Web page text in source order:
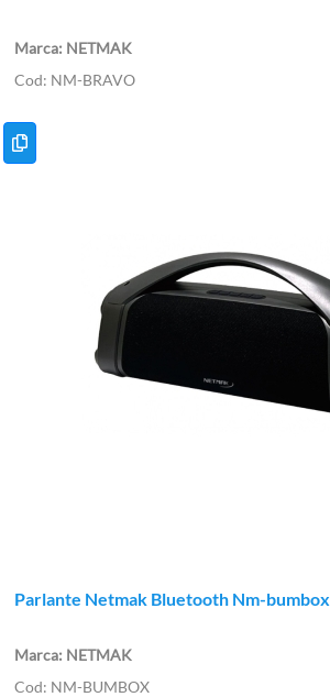
NETMAK
NM-BRAVO
Parlante Netmak Bluetooth Nm-bumbox
NETMAK
NM-BUMBOX